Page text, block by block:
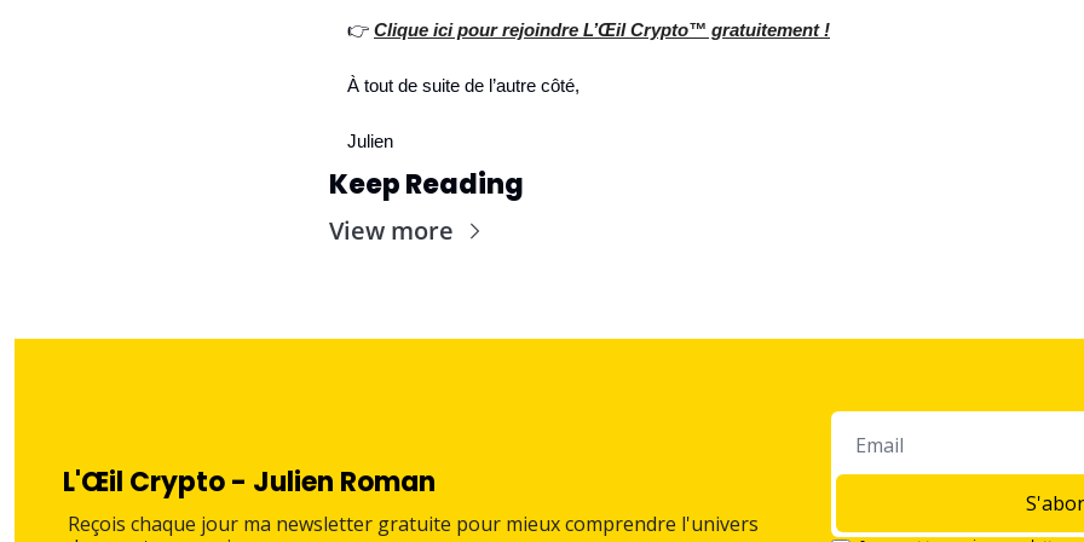
👉 Clique ici pour rejoindre L’Œil Crypto™ gratuitement !
À tout de suite de l’autre côté,
Julien
Keep Reading
View more
L'Œil Crypto - Julien Roman
Reçois chaque jour ma newsletter gratuite pour mieux comprendre l'univers